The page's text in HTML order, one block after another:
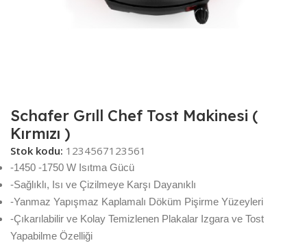
Schafer Grıll Chef Tost Makinesi (
Kırmızı )
Stok kodu: 1234567123561
-1450 -1750 W Isıtma Gücü
-Sağlıklı, Isı ve Çizilmeye Karşı Dayanıklı
-Yanmaz Yapışmaz Kaplamalı Döküm Pişirme Yüzeyleri
-Çıkarılabilir ve Kolay Temizlenen Plakalar Izgara ve Tost
Yapabilme Özelliği